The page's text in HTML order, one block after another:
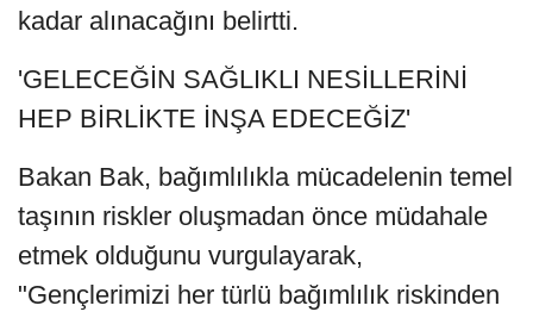
kadar alınacağını belirtti.
'GELECEĞİN SAĞLIKLI NESİLLERİNİ
HEP BİRLİKTE İNŞA EDECEĞİZ'
Bakan Bak, bağımlılıkla mücadelenin temel
taşının riskler oluşmadan önce müdahale
etmek olduğunu vurgulayarak,
"Gençlerimizi her türlü bağımlılık riskinden